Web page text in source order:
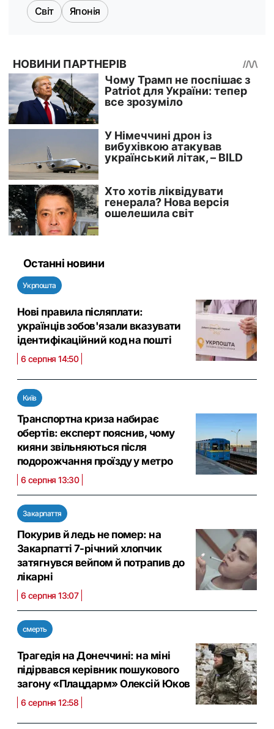
Світ Японія
Останні новини
Укрпошта
Нові правила післяплати:
українців зобов'язали вказувати
ідентифікаційний код на пошті
6 серпня 14:50
Київ
Транспортна криза набирає
обертів: експерт пояснив, чому
кияни звільняються після
подорожчання проїзду у метро
6 серпня 13:30
Закарпаття
Покурив й ледь не помер: на
Закарпатті 7-річний хлопчик
затягнувся вейпом й потрапив до
лікарні
6 серпня 13:07
смерть
Трагедія на Донеччині: на міні
підірвався керівник пошукового
загону «Плацдарм» Олексій Юков
6 серпня 12:58